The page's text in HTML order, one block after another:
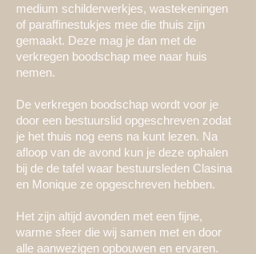
medium schilderwerkjes, wastekeningen
of paraffinestukjes mee die thuis zijn
gemaakt. Deze mag je dan met de
verkregen boodschap mee naar huis
nemen.
De verkregen boodschap wordt voor je
door een bestuurslid opgeschreven zodat
je het thuis nog eens na kunt lezen. Na
afloop van de avond kun je deze ophalen
bij de de tafel waar bestuursleden Clasina
en Monique ze opgeschreven hebben.
Het zijn altijd avonden met een fijne,
warme sfeer die wij samen met en door
alle aanwezigen opbouwen en ervaren.